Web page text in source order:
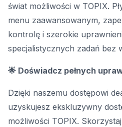
świat możliwości w TOPIX.
menu zaawansowanym,
kontrolę i szerokie
specjalistycznych zadań bez
🌟 Doświadcz pełnych
Dzięki naszemu dostępowi
uzyskujesz ekskluzywny
możliwości TOPIX.